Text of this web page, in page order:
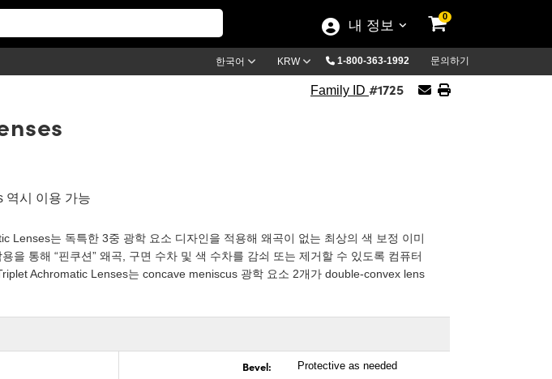
내 정보
0
한국어 KRW 1-800-363-1992 문의하기
Family ID #1725
역시 이용 가능
Lenses는 독특한 3중 광학 요소 디자인을 적용해 왜곡이 없는 최상의 색 보정 이미
을 통해 “핀쿠션” 왜곡, 구면 수차 및 색 수차를 감쇠 또는 제거할 수 있도록 컴퓨터
Achromatic Lenses는 concave meniscus 광학 요소 2개가 double-convex lens
Bevel: Protective as needed